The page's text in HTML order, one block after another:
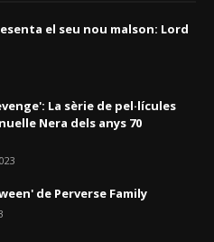
el seu nou malson: Lord
La sèrie de pel·lícules
Nera dels anys 70
de Perverse Family